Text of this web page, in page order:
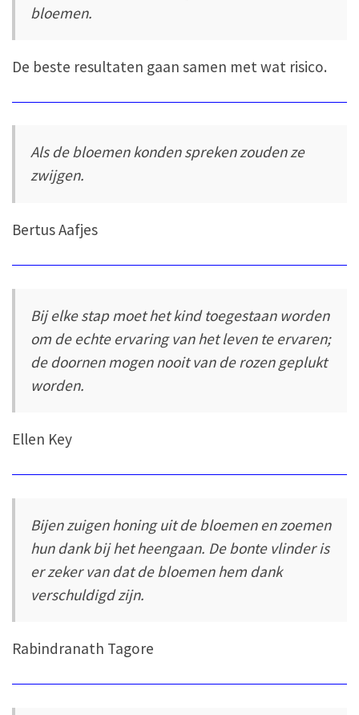
bloemen.
De beste resultaten gaan samen met wat risico.
Als de bloemen konden spreken zouden ze
zwijgen.
Bertus Aafjes
Bij elke stap moet het kind toegestaan worden
om de echte ervaring van het leven te ervaren;
de doornen mogen nooit van de rozen geplukt
worden.
Ellen Key
Bijen zuigen honing uit de bloemen en zoemen
hun dank bij het heengaan. De bonte vlinder is
er zeker van dat de bloemen hem dank
verschuldigd zijn.
Rabindranath Tagore